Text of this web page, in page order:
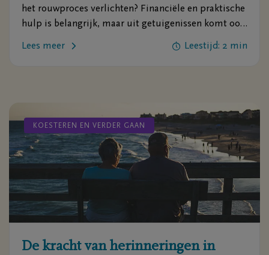
het rouwproces verlichten? Financiële en praktische
hulp is belangrijk, maar uit getuigenissen komt ook
naar voren dat morele steun cruciaal is.
Lees meer Leestijd: 2 min
KOESTEREN EN VERDER GAAN
De kracht van herinneringen in